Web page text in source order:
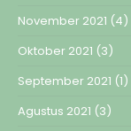
November 2021 (4)
Oktober 2021 (3)
September 2021 (1)
Agustus 2021 (3)